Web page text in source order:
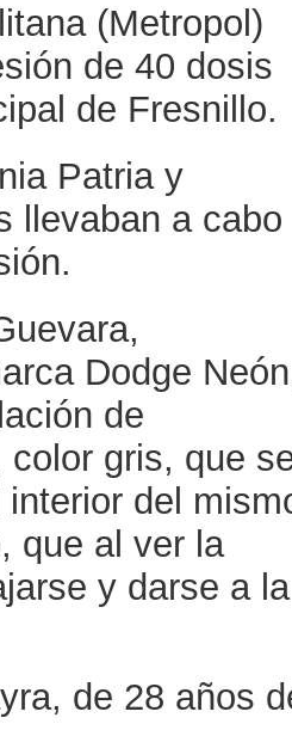
(Metropol)
de 40 dosis
de Fresnillo.
Patria y
llevaban a cabo
Dodge
de
color gris, que
del
que al ver la
y darse a la
de 28 años